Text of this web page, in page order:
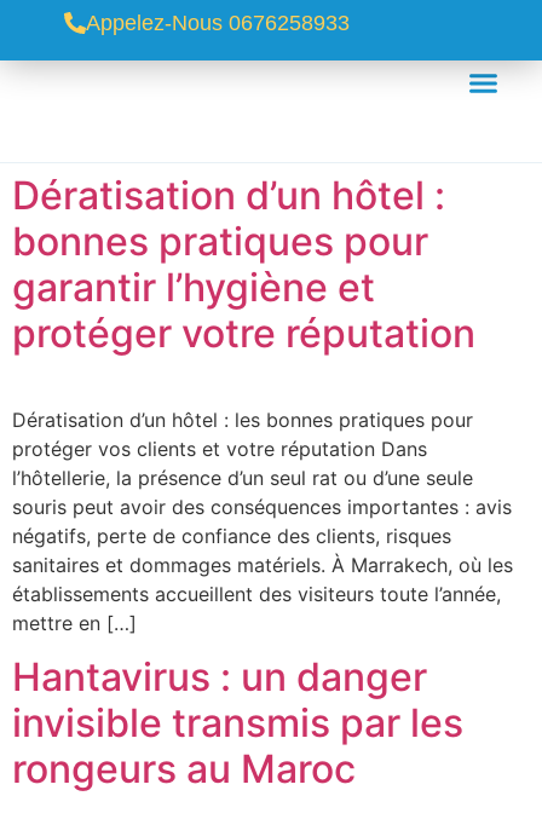
Appelez-Nous 0676258933
Dératisation d’un hôtel :
bonnes pratiques pour
garantir l’hygiène et
protéger votre réputation
Dératisation d’un hôtel : les bonnes pratiques pour
protéger vos clients et votre réputation Dans
l’hôtellerie, la présence d’un seul rat ou d’une seule
souris peut avoir des conséquences importantes : avis
négatifs, perte de confiance des clients, risques
sanitaires et dommages matériels. À Marrakech, où les
établissements accueillent des visiteurs toute l’année,
mettre en […]
Hantavirus : un danger
invisible transmis par les
rongeurs au Maroc